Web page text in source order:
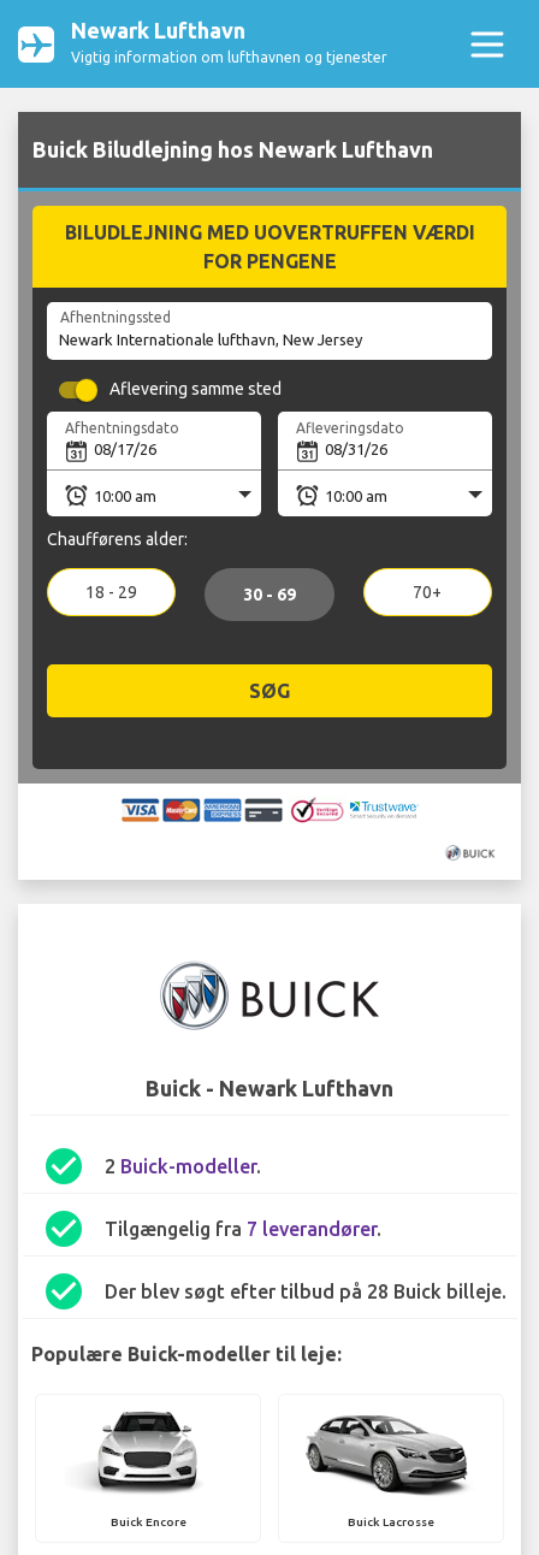
Newark Lufthavn
Vigtig information om lufthavnen og tjenester
Buick Biludlejning hos Newark Lufthavn
BILUDLEJNING MED UOVERTRUFFEN VÆRDI
FOR PENGENE
Afhentningssted
Aflevering samme sted
Afhentningsdato Afleveringsdato
Chaufførens alder:
18 - 29 30 - 69 70+
SØG
Buick - Newark Lufthavn
check_circle 2 Buick-modeller.
check_circle Tilgængelig fra 7 leverandører.
check_circle Der blev søgt efter tilbud på 28 Buick billeje.
Populære Buick-modeller til leje:
Buick Encore Buick Lacrosse